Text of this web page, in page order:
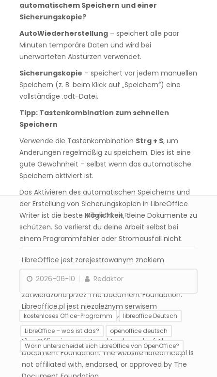
automatischem Speichern und einer
Sicherungskopie?
AutoWiederherstellung – speichert alle paar
Minuten temporäre Daten und wird bei
unerwarteten Abstürzen verwendet.
Sicherungskopie – speichert vor jedem manuellen
Speichern (z. B. beim Klick auf „Speichern“) eine
vollständige .odt-Datei.
Tipp: Tastenkombination zum schnellen
Speichern
Verwende die Tastenkombination Strg + S, um
Änderungen regelmäßig zu speichern. Dies ist eine
gute Gewohnheit – selbst wenn das automatische
Speichern aktiviert ist.
Das Aktivieren des automatischen Speicherns und
der Erstellung von Sicherungskopien in LibreOffice
Writer ist die beste Möglichkeit, deine Dokumente zu
schützen. So verlierst du deine Arbeit selbst bei
einem Programmfehler oder Stromausfall nicht.
2026-06-10 Redaktor
kostenloses Office-Programm
libreoffice Deutsch
LibreOffice – was ist das?
openoffice deutsch
Worin unterscheidet sich LibreOffice von OpenOffice?
LibreOffice PL
LibreOffice jest zarejestrowanym znakiem
libreoffice.pl nie jest powiązana, wspierana ani
zatwierdzona przez The Document Foundation.
Libreoffice.pl jest niezależnym serwisem
informacyjnym poświęconym pakietowi
LibreOffice.
LibreOffice is a registered trademark of The
Document Foundation. The website libreoffice.pl is
not affiliated with, endorsed, or approved by The